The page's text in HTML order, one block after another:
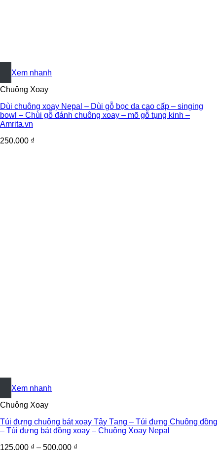
+
Xem nhanh
Chuông Xoay
Dùi chuông xoay Nepal – Dùi gỗ bọc da cao cấp – singing
bowl – Chùi gỗ đánh chuông xoay – mõ gỗ tụng kinh –
Amrita.vn
250.000 ₫
+
Xem nhanh
Chuông Xoay
Túi đựng chuông bát xoay Tây Tạng – Túi đựng Chuông đồng
– Túi đựng bát đồng xoay – Chuông Xoay Nepal
125.000 ₫ – 500.000 ₫